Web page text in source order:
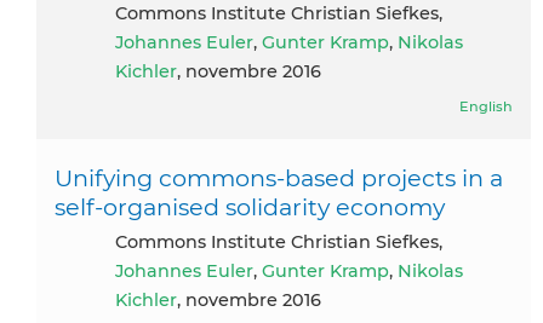
Commons Institute Christian Siefkes,
Johannes Euler, Gunter Kramp, Nikolas
Kichler, novembre 2016
English
Unifying commons-based projects in a
self-organised solidarity economy
Commons Institute Christian Siefkes,
Johannes Euler, Gunter Kramp, Nikolas
Kichler, novembre 2016